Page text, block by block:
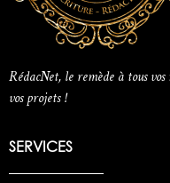
RédacNet, le remède à tous
vos projets !
SERVICES